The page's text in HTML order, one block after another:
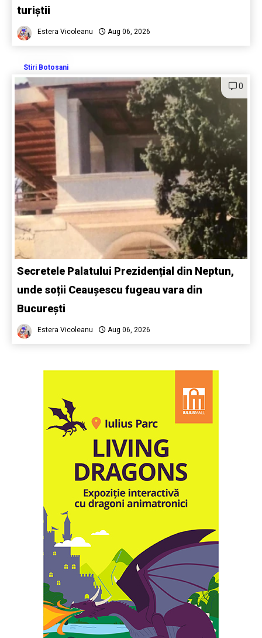
turiștii
Estera Vicoleanu Aug 06, 2026
Stiri Botosani
0
Secretele Palatului Prezidențial din Neptun,
unde soții Ceaușescu fugeau vara din
București
Estera Vicoleanu Aug 06, 2026